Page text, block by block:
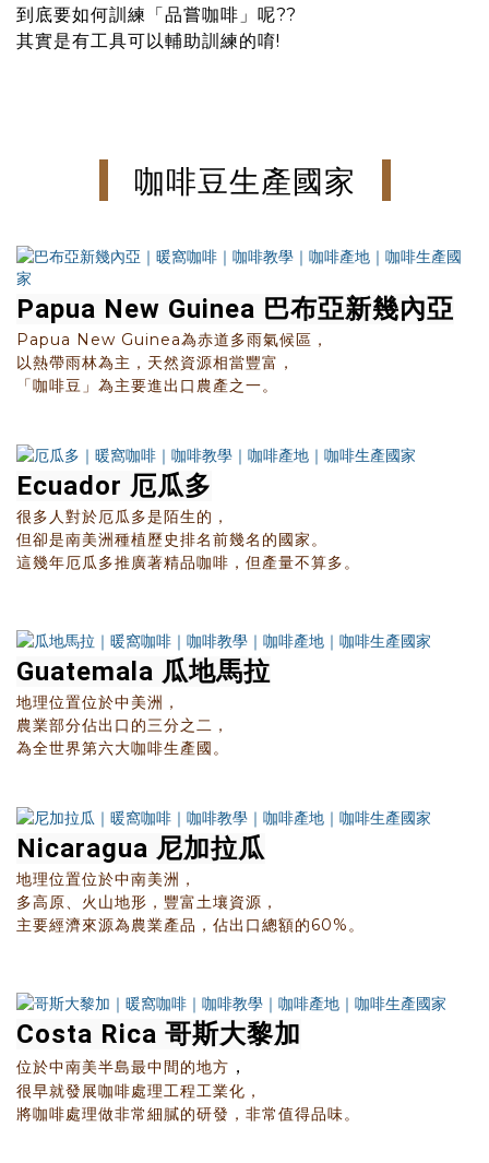
到底要如何訓練「品嘗咖啡」呢??
其實是有工具可以輔助訓練的唷!
咖啡豆生產國家
Papua New Guinea 巴布亞新幾內亞
Papua New Guinea為赤道多雨氣候區，
以熱帶雨林為主，天然資源相當豐富，
「咖啡豆」為主要進出口農產之一。
Ecuador 厄瓜多
很多人對於厄瓜多是陌生的，
但卻是南美洲種植歷史排名前幾名的國家。
這幾年厄瓜多推廣著精品咖啡，但產量不算多。
Guatemala 瓜地馬拉
地理位置位於中美洲，
農業部分佔出口的三分之二，
為全世界第六大咖啡生產國。
Nicaragua 尼加拉瓜
地理位置位於中南美洲，
多高原、火山地形，豐富土壤資源，
主要經濟來源為農業產品，佔出口總額的60%。
Costa Rica 哥斯大黎加
位於中南美半島最中間的地方 ，
很早就發展咖啡處理工程工業化，
將咖啡處理做非常細膩的研發，非常值得品味。